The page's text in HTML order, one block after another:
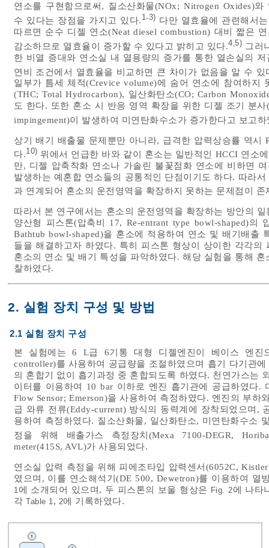
연소를 구현함으로써, 질소산화물(NOx; Nitrogen Oxides)
수 있다는 장점을 가지고 있다. 1-3) 다만 열효율에 관련해서
따르면 순수 디젤 연소(Neat diesel combustion) 대비 짧은
감소하므로 열효율이 증가할 수 있다고 밝히고 있다.4 ,5) 그러
한 비열 증대와 연소실 내 열용량의 증가를 통한 열손실의
연비 조건에서 열효율을 비교하면 큰 차이가 없음을 알 수 있
일부가 틈세 체적(Crevice volume)에 숨어 연소에 참여하지
(THC; Total Hydrocarbon), 일산화탄소(CO; Carbon
도 한다. 또한 혼소 시 반응 영역 확장을 위한 디젤 조기 분
impingement)이 발생하여 미연탄화수소가 증가한다고 보고하
상기 배기 배출물 문제뿐만 아니라, 급격한 압력상승률 역
다.10) 위에서 언급한 바와 같이 혼소는 일반적인 HCCI 연소
만, 디젤 압축착화 연소나 가솔린 불꽃점화 연소에 비하면
발생하는 예혼합 연소들의 공통적인 단점이기도 하다. 따라
과 연계되어 혼소의 운전영역을 확장하지 못하는 문제점이 존
따라서 본 연구에서는 혼소의 운전영역을 확장하는 방안의
양산형 피스톤(압축비 17, Re-entrant type bowl-shaped)
Bathtub bowl-shaped)을 혼소에 적용하여 연소 및 배기배출
들을 해결하고자 하였다. 특히 피스톤 형상이 상이한 각각
혼소의 연소 및 배기 특성을 파악하였다. 해당 실험을 통해
찰하였다.
2. 실험 장치 구성 및 방법
2.1 실험 장치 구성
본 실험에는 6 L급 6기통 대형 디젤엔진이 베이스 엔진
controller)를 사용하여 공급량을 조절하였으며 흡기 다기관
의 혼합기 없이 흡기과정 중 혼합되도록 하였다. 천연가스는
이터를 이용하여 10 bar 이하로 엔진 흡기관에 공급하였다.
Flow Sensor; Emerson)을 사용하여 측정하였다. 엔진의 부
급 와류 전류(Eddy-current) 방식의 동력계에 장착되었으며,
용하여 측정하였다. 질소산화물, 일산화탄소, 미연탄화수소
정을 위해 배출가스 측정장치(Mexa 7100-DEGR,
meter(415S, AVL)가 사용되었다.
연소실 압력 측정을 위해 피에조타입 압력센서(6052C,
였으며, 이를 연소해석기(DE 500, Dewetron)를 이용하여
1에 소개되어 있으며, 두 피스톤의 보울 형상은 Fig. 2에 나타
각 Table 1, 2에 기록하였다.